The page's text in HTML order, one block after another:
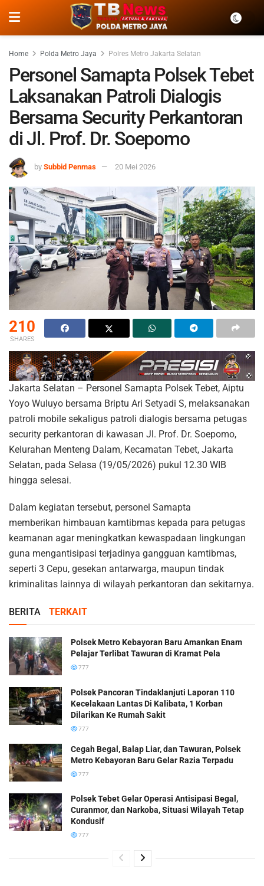
Home Polda Metro Jaya Polres Metro Jakarta Selatan
Personel Samapta Polsek Tebet
Laksanakan Patroli Dialogis
Bersama Security Perkantoran
di Jl. Prof. Dr. Soepomo
by Subbid Penmas 20 Mei 2026
210
SHARES
Jakarta Selatan – Personel Samapta Polsek Tebet, Aiptu
Yoyo Wuluyo bersama Briptu Ari Setyadi S, melaksanakan
patroli mobile sekaligus patroli dialogis bersama petugas
security perkantoran di kawasan Jl. Prof. Dr. Soepomo,
Kelurahan Menteng Dalam, Kecamatan Tebet, Jakarta
Selatan, pada Selasa (19/05/2026) pukul 12.30 WIB
hingga selesai.
Dalam kegiatan tersebut, personel Samapta
memberikan himbauan kamtibmas kepada para petugas
keamanan agar meningkatkan kewaspadaan lingkungan
guna mengantisipasi terjadinya gangguan kamtibmas,
seperti 3 Cepu, gesekan antarwarga, maupun tindak
kriminalitas lainnya di wilayah perkantoran dan sekitarnya.
BERITA TERKAIT
Polsek Metro Kebayoran Baru Amankan Enam
Pelajar Terlibat Tawuran di Kramat Pela
777
Polsek Pancoran Tindaklanjuti Laporan 110
Kecelakaan Lantas Di Kalibata, 1 Korban
Dilarikan Ke Rumah Sakit
777
Cegah Begal, Balap Liar, dan Tawuran, Polsek
Metro Kebayoran Baru Gelar Razia Terpadu
777
Polsek Tebet Gelar Operasi Antisipasi Begal,
Curanmor, dan Narkoba, Situasi Wilayah Tetap
Kondusif
777